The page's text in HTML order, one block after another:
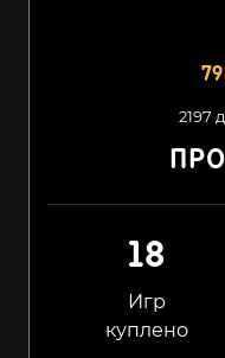
2197
18
Игр
куплено